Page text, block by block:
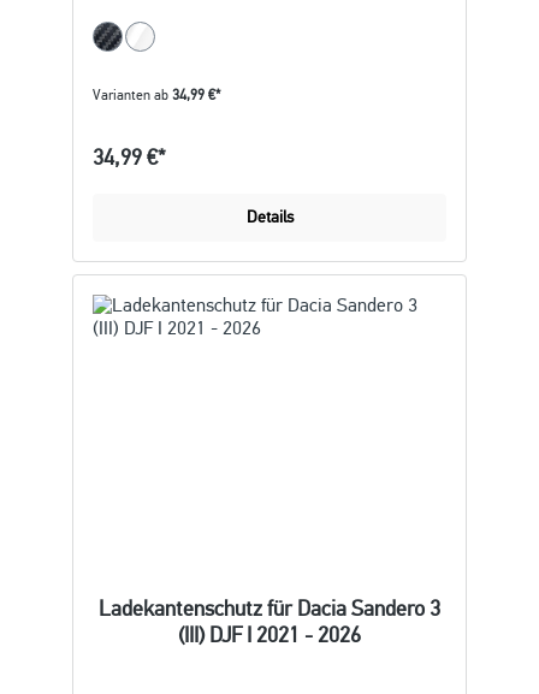
Varianten ab 34,99 €*
34,99 €*
Details
Ladekantenschutz für Dacia Sandero 3
(III) DJF I 2021 - 2026